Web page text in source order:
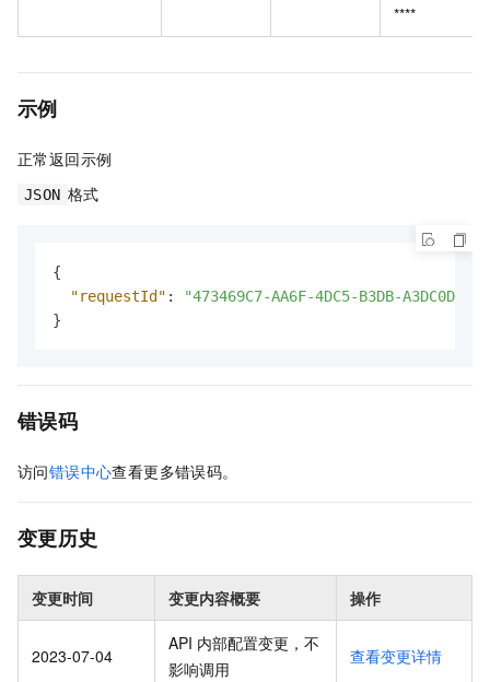
****
示例
正常返回示例
JSON 格式
{
"requestId" :
"473469C7-AA6F-4DC5-B3DB-
}
错误码
访问错误中心查看更多错误码。
变更历史
变更时间 变更内容概要 操作
2023-07-04
API 内部配置变更，不
影响调用
查看变更详情